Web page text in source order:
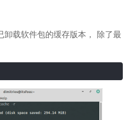
卸载软件包的缓存版本， 除了最